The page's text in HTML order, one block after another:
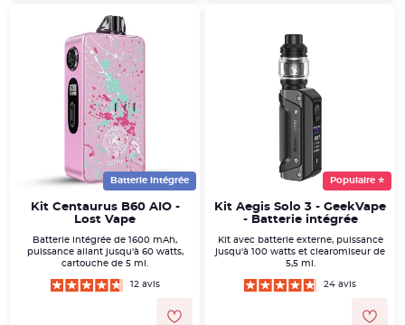
Batterie intégrée
Kit Centaurus B60 AIO -
Lost Vape
Batterie intégrée de 1600 mAh,
puissance allant jusqu'à 60 watts,
cartouche de 5 ml.
12 avis
Populaire ⭐
Kit Aegis Solo 3 - GeekVape
- Batterie intégrée
Kit avec batterie externe, puissance
jusqu'à 100 watts et clearomiseur de
5,5 ml.
24 avis